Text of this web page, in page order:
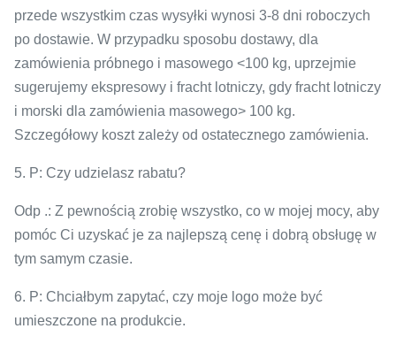
przede wszystkim czas wysyłki wynosi 3-8 dni roboczych
po dostawie. W przypadku sposobu dostawy, dla
zamówienia próbnego i masowego <100 kg, uprzejmie
sugerujemy ekspresowy i fracht lotniczy, gdy fracht lotniczy
i morski dla zamówienia masowego> 100 kg.
Szczegółowy koszt zależy od ostatecznego zamówienia.
5. P: Czy udzielasz rabatu?
Odp .: Z pewnością zrobię wszystko, co w mojej mocy, aby
pomóc Ci uzyskać je za najlepszą cenę i dobrą obsługę w
tym samym czasie.
6. P: Chciałbym zapytać, czy moje logo może być
umieszczone na produkcie.